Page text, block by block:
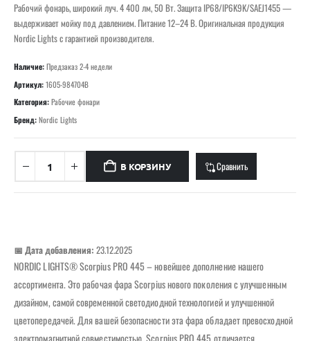
Рабочий фонарь, широкий луч. 4 400 лм, 50 Вт. Защита IP68/IP6K9K/SAEJ1455 —
выдерживает мойку под давлением. Питание 12–24 В. Оригинальная продукция
Nordic Lights с гарантией производителя.
Наличие:Предзаказ 2-4 недели
Артикул:1605-984704B
Категория:Рабочие фонари
Бренд:Nordic Lights
В КОРЗИНУ Сравнить
📅 Дата добавления: 23.12.2025
NORDIC LIGHTS® Scorpius PRO 445 – новейшее дополнение нашего
ассортимента. Это рабочая фара Scorpius нового поколения с улучшенным
дизайном, самой современной светодиодной технологией и улучшенной
цветопередачей. Для вашей безопасности эта фара обладает превосходной
электромагнитной совместимостью. Scorpius PRO 445 отличается